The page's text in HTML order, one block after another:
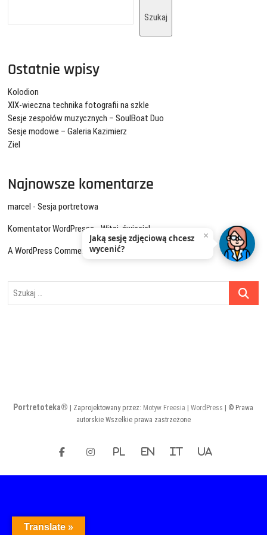
Jaką sesję zdjęciową chcesz
wycenić?
×
Szukaj
Ostatnie wpisy
Kolodion
XIX-wieczna technika fotografii na szkle
Sesje zespołów muzycznych – SoulBoat Duo
Sesje modowe – Galeria Kazimierz
Ziel
Najnowsze komentarze
marcel -Sesja portretowa
Komentator WordPressa -Witaj, świecie!
A WordPress Commenter-WELCOM TO PHOTOGRAPH
Szukaj
Portretoteka® | Zaprojektowany przez: Motyw Freesia |WordPress
| © Prawa
autorskie Wszelkie prawa zastrzeżone
facebookinstagram
PL EN IT UA
Translate »